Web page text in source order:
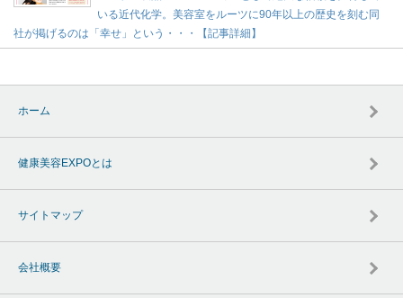
いる近代化学。美容室をルーツに90年以上の歴史を刻む同
社が掲げるのは「幸せ」という・・・【記事詳細】
ホーム
健康美容EXPOとは
サイトマップ
会社概要